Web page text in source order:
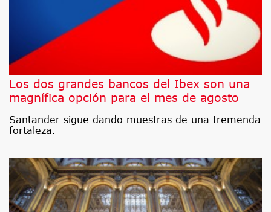
Los dos grandes bancos del Ibex son una
magnífica opción para el mes de agosto
Santander sigue dando muestras de una tremenda
fortaleza.